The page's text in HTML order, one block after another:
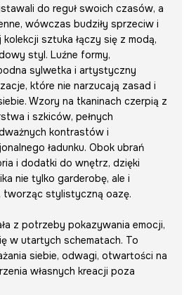
do reguł swoich czasów, a
wówczas budziły sprzeciw i
kolekcji sztuka łączy się z modą,
styl. Luźne formy,
sylwetka i artystyczny
które nie narzucają zasad i
Wzory na tkaninach czerpią z
i szkiców, pełnych
kontrastów i
ładunku. Obok ubrań
i dodatki do wnętrz, dzięki
nie tylko garderobę, ale i
tworząc stylistyczną oazę.
z potrzeby pokazywania emocji,
w utartych schematach. To
siebie, odwagi, otwartości na
własnych kreacji poza